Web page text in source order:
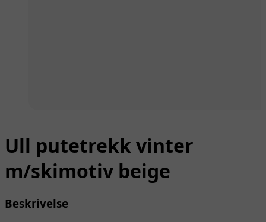
Ull putetrekk vinter
m/skimotiv beige
Beskrivelse